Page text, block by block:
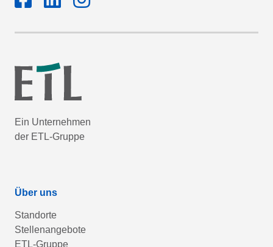
Ein Unternehmen
der ETL-Gruppe
Über uns
Standorte
Stellenangebote
ETL-Gruppe